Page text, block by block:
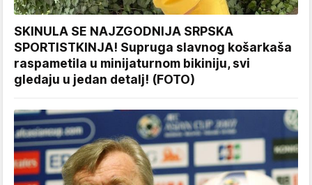
SKINULA SE NAJZGODNIJA SRPSKA
SPORTISTKINJA! Supruga slavnog košarkaša
raspametila u minijaturnom bikiniju, svi
gledaju u jedan detalj! (FOTO)